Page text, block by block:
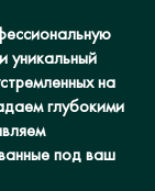
уникальный
на
глубокими
под ваш